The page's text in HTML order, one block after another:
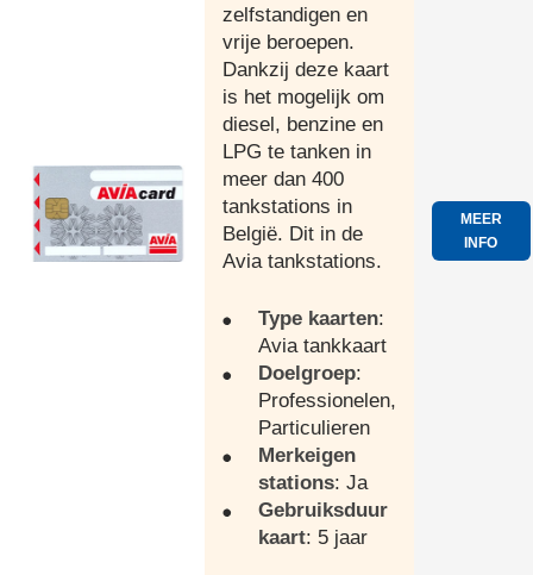
zelfstandigen en
vrije beroepen.
Dankzij deze kaart
is het mogelijk om
diesel, benzine en
LPG te tanken in
meer dan 400
tankstations in
België. Dit in de
Avia tankstations.
Type kaarten:
Avia tankkaart
Doelgroep:
Professionelen,
Particulieren
Merkeigen
stations: Ja
Gebruiksduur
kaart: 5 jaar
MEER
INFO